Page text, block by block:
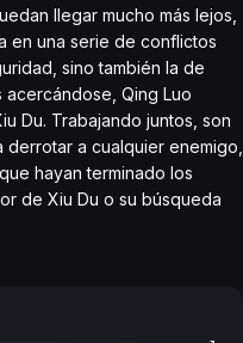
llegar mucho más lejos,
en una serie de conflictos
sino también la de
Qing Luo
Du. Trabajando juntos, son
a cualquier enemigo,
hayan terminado los
de Xiu Du o su búsqueda